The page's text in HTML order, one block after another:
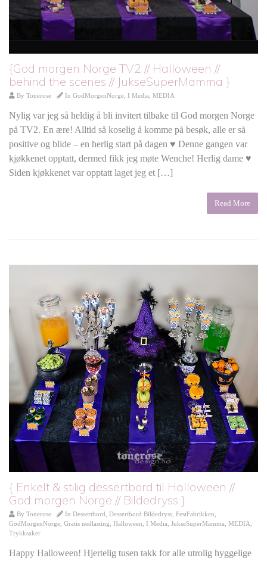
{God morgen Norge TV2 // Halloween //
behind the scenes // JukseSuperMamma }
By Tonerose In GodMorgenNorge I Media MEDIA
Nylig var jeg så heldig å bli invitert tilbake til God morgen Norge
på TV2. En ære! Alltid så koselig å komme på besøk, alle er så
positive og blide – en herlig start på dagen ♥ Denne gangen var
kjøkkenet opptatt, dermed fikk jeg møte Wenche! Herlig dame ♥
Siden kjøkkenet var opptatt laget jeg et […]
Read More
{ Enkelt & stilig dessertbord til Halloween //
God morgen Norge // Bildedryss }
By Tonerose In Dessertbord Dessertbord Bildedryss FestFabrikken
GodMorgenNorge Gratis nedlasting Halloween I Media JukseSuperMamma MEDIA
Trykksaker
Happy Halloween! Hjertelig tusen takk for alle utrolig hyggelige